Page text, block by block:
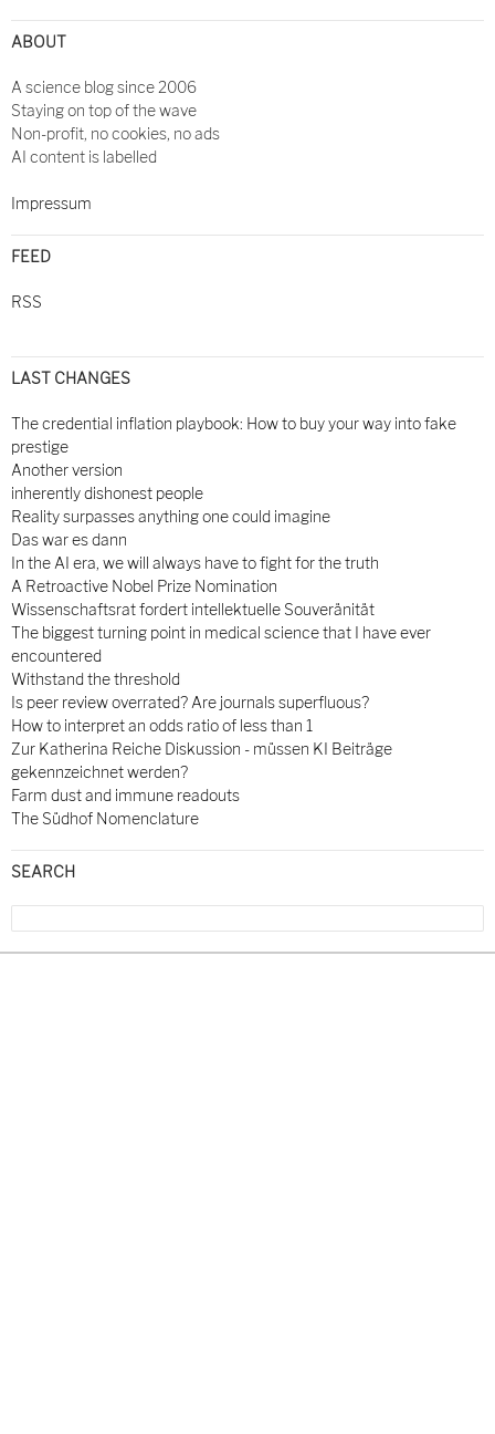
navigation
ABOUT
A science blog since 2006
Staying on top of the wave
Non-profit, no cookies, no ads
AI content is labelled
Impressum
FEED
RSS
LAST CHANGES
The credential inflation playbook: How to buy your way into fake
prestige
Another version
inherently dishonest people
Reality surpasses anything one could imagine
Das war es dann
In the AI era, we will always have to fight for the truth
A Retroactive Nobel Prize Nomination
Wissenschaftsrat fordert intellektuelle Souveränität
The biggest turning point in medical science that I have ever
encountered
Withstand the threshold
Is peer review overrated? Are journals superfluous?
How to interpret an odds ratio of less than 1
Zur Katherina Reiche Diskussion - müssen KI Beiträge
gekennzeichnet werden?
Farm dust and immune readouts
The Südhof Nomenclature
SEARCH